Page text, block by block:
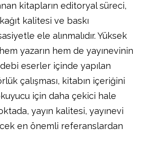
kitapların editoryal süreci,
kalitesi ve baskı
ele alınmalıdır. Yüksek
yazarın hem de yayınevinin
eserler içinde yapılan
çalışması, kitabın içeriğini
için daha çekici hale
yayın kalitesi, yayınevi
en önemli referanslardan